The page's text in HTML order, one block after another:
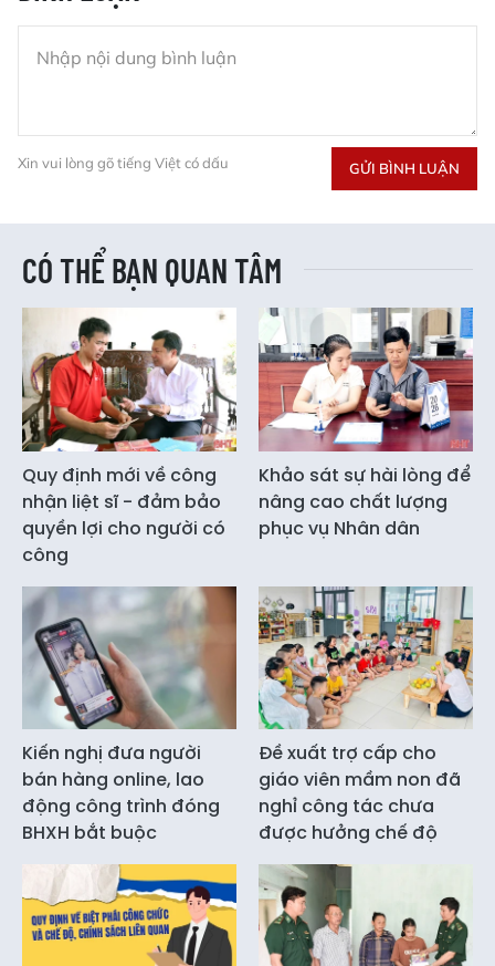
Xin vui lòng gõ tiếng Việt có dấu GỬI BÌNH LUẬN
CÓ THỂ BẠN QUAN TÂM
Quy định mới về công
nhận liệt sĩ - đảm bảo
quyền lợi cho người có
công
Khảo sát sự hài lòng để
nâng cao chất lượng
phục vụ Nhân dân
Kiến nghị đưa người
bán hàng online, lao
động công trình đóng
BHXH bắt buộc
Đề xuất trợ cấp cho
giáo viên mầm non đã
nghỉ công tác chưa
được hưởng chế độ